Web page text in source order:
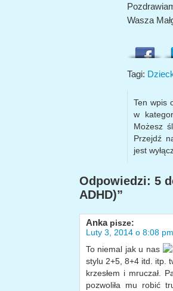
Wasza
Tagi:
Ten wpis
w
Możesz
Przejdź
jest
Odpowiedzi: 5
ADHD)”
Anka pisze:
Luty 3, 2014 o 8:08 pm
To niemal jak u nas
stylu 2+5, 8+4 itd. itp.
krzesłem i mruczał.
pozwoliła mu robić